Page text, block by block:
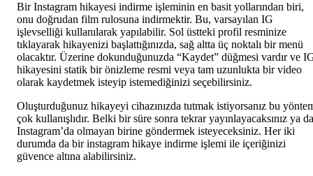
Bir Instagram hikayesi indirme işleminin en basit yollarından biri,
onu doğrudan film rulosuna indirmektir. Bu, varsayılan IG
işlevselliği kullanılarak yapılabilir. Sol üstteki profil resminize
tıklayarak hikayenizi başlattığınızda, sağ altta üç noktalı bir menü
olacaktır. Üzerine dokunduğunuzda “Kaydet” düğmesi vardır ve
hikayesini statik bir önizleme resmi veya tam uzunlukta bir video
olarak kaydetmek isteyip istemediğinizi seçebilirsiniz.
Oluşturduğunuz hikayeyi cihazınızda tutmak istiyorsanız bu
çok kullanışlıdır. Belki bir süre sonra tekrar yayınlayacaksınız ya da
Instagram’da olmayan birine göndermek isteyeceksiniz. Her iki
durumda da bir instagram hikaye indirme işlemi ile içeriğinizi
güvence altına alabilirsiniz.